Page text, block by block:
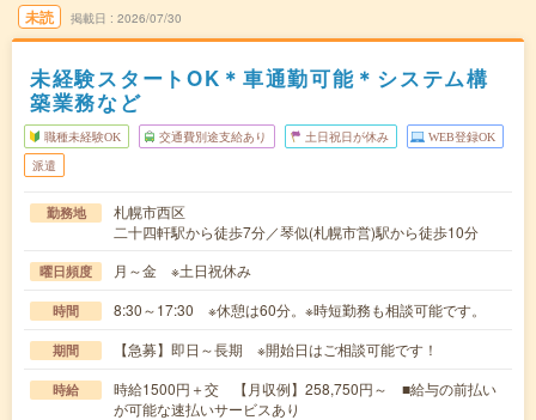
未読 掲載日 2026/07/30
未経験スタートOK＊車通勤可能＊システム構
築業務など
職種未経験OK 交通費別途支給あり 土日祝日が休み WEB登録OK
派遣
勤務地
札幌市西区
二十四軒駅から徒歩7分／琴似(札幌市営)駅から徒歩10分
曜日頻度 月～金 ※土日祝休み
時間 8:30～17:30 ※休憩は60分。※時短勤務も相談可能です。
期間 【急募】即日～長期 ※開始日はご相談可能です！
時給
時給1500円＋交 【月収例】258,750円～ ■給与の前払い
が可能な速払いサービスあり